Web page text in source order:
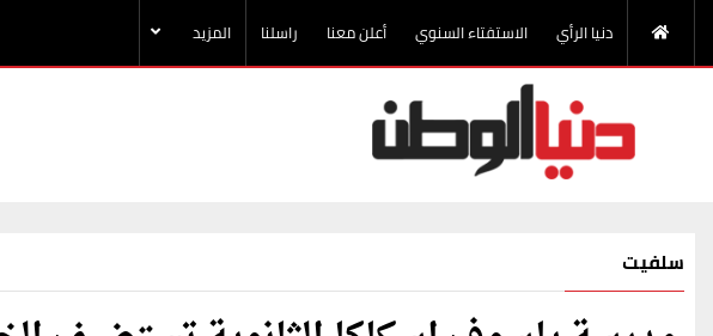
دنيا الرأي الاستفتاء السنوي أعلن معنا راسلنا المزيد
سلفيت